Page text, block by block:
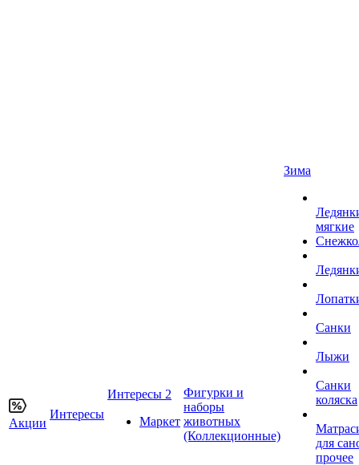
Акции
Интересы
Интересы 2
Маркет
Фигурки и
наборы
животных
(Коллекционные)
Зима
мягкие
Санки
Лыжи
Санки
коляска
для
прочее